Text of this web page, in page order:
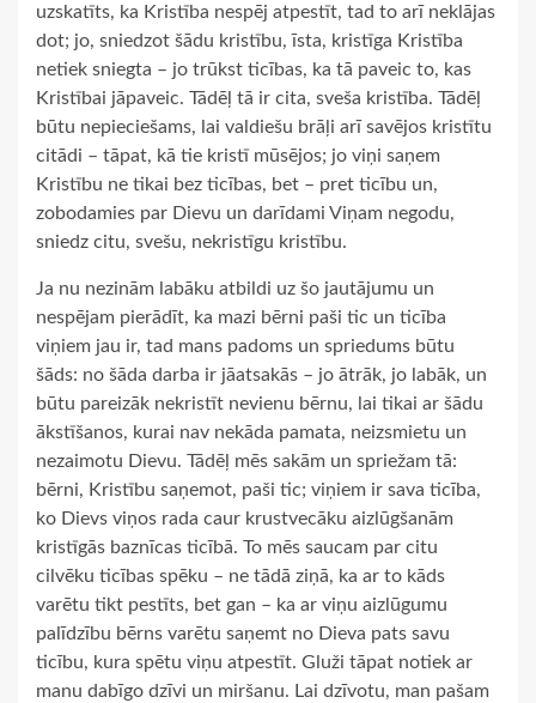
uzskatīts, ka Kristība nespēj atpestīt, tad to arī neklājas
dot; jo, sniedzot šādu kristību, īsta, kristīga Kristība
netiek sniegta – jo trūkst ticības, ka tā paveic to, kas
Kristībai jāpaveic. Tādēļ tā ir cita, sveša kristība. Tādēļ
būtu nepieciešams, lai valdiešu brāļi arī savējos kristītu
citādi – tāpat, kā tie kristī mūsējos; jo viņi saņem
Kristību ne tikai bez ticības, bet – pret ticību un,
zobodamies par Dievu un darīdami Viņam negodu,
sniedz citu, svešu, nekristīgu kristību.
Ja nu nezinām labāku atbildi uz šo jautājumu un
nespējam pierādīt, ka mazi bērni paši tic un ticība
viņiem jau ir, tad mans padoms un spriedums būtu
šāds: no šāda darba ir jāatsakās – jo ātrāk, jo labāk, un
būtu pareizāk nekristīt nevienu bērnu, lai tikai ar šādu
ākstīšanos, kurai nav nekāda pamata, neizsmietu un
nezaimotu Dievu. Tādēļ mēs sakām un spriežam tā:
bērni, Kristību saņemot, paši tic; viņiem ir sava ticība,
ko Dievs viņos rada caur krustvecāku aizlūgšanām
kristīgās baznīcas ticībā. To mēs saucam par citu
cilvēku ticības spēku – ne tādā ziņā, ka ar to kāds
varētu tikt pestīts, bet gan – ka ar viņu aizlūgumu
palīdzību bērns varētu saņemt no Dieva pats savu
ticību, kura spētu viņu atpestīt. Gluži tāpat notiek ar
manu dabīgo dzīvi un miršanu. Lai dzīvotu, man pašam